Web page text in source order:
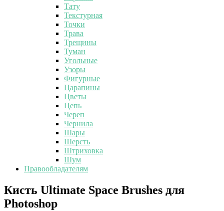
Тату
Текстурная
Точки
Трава
Трещины
Туман
Угольные
Узоры
Фигурные
Царапины
Цветы
Цепь
Череп
Чернила
Шары
Шерсть
Штриховка
Шум
Правообладателям
Кисть
Ultimate
Space
Кисть Ultimate Space Brushes для
Photoshop